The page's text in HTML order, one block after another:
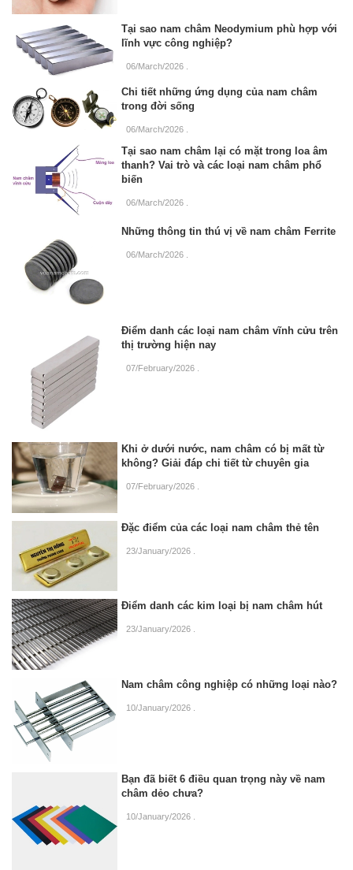
Tại sao nam châm Neodymium phù hợp với
lĩnh vực công nghiệp?
06/March/2026
Chi tiết những ứng dụng của nam châm
trong đời sống
06/March/2026
Tại sao nam châm lại có mặt trong loa âm
thanh? Vai trò và các loại nam châm phổ
biến
06/March/2026
Những thông tin thú vị về nam châm Ferrite
06/March/2026
Điểm danh các loại nam châm vĩnh cửu trên
thị trường hiện nay
07/February/2026
Khi ở dưới nước, nam châm có bị mất từ
không? Giải đáp chi tiết từ chuyên gia
07/February/2026
Đặc điểm của các loại nam châm thẻ tên
23/January/2026
Điểm danh các kim loại bị nam châm hút
23/January/2026
Nam châm công nghiệp có những loại nào?
10/January/2026
Bạn đã biết 6 điều quan trọng này về nam
châm dẻo chưa?
10/January/2026